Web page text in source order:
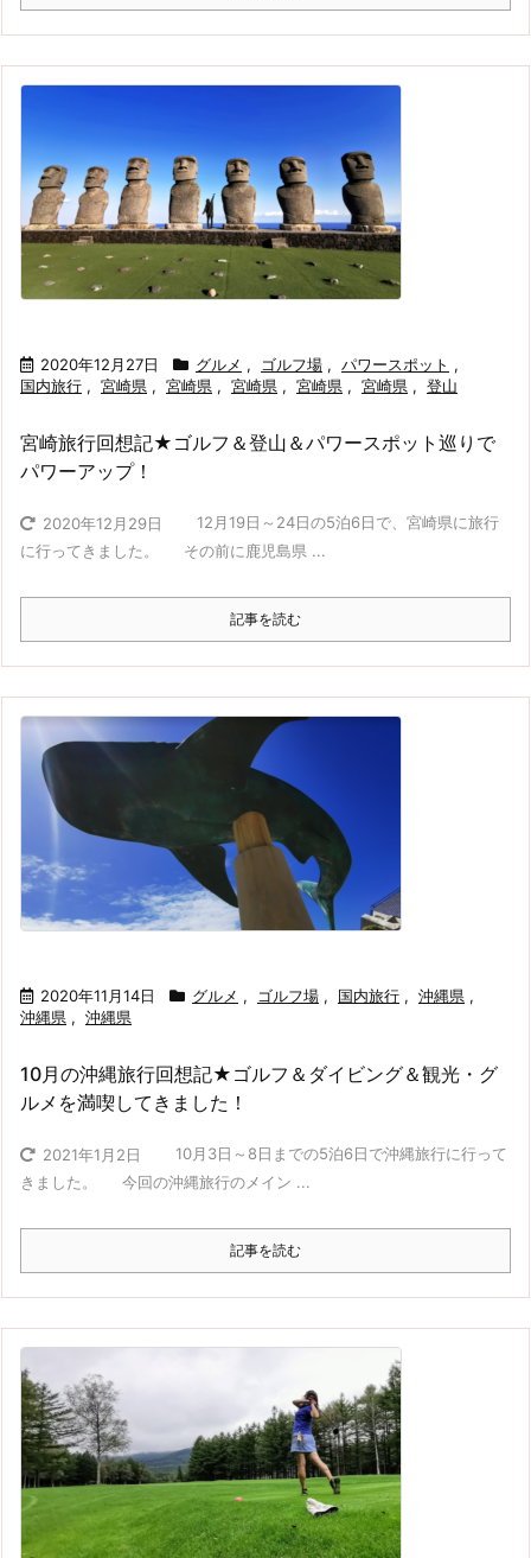
2020年12月27日 グルメ , ゴルフ場 , パワースポット ,
国内旅行 , 宮崎県 , 宮崎県 , 宮崎県 , 宮崎県 , 宮崎県 , 登山
宮崎旅行回想記★ゴルフ＆登山＆パワースポット巡りで
パワーアップ！
2020年12月29日
12月19日～24日の5泊6日で、宮崎県に旅行
に行ってきました。 その前に鹿児島県 ...
記事を読む
2020年11月14日 グルメ , ゴルフ場 , 国内旅行 , 沖縄県 ,
沖縄県 , 沖縄県
10月の沖縄旅行回想記★ゴルフ＆ダイビング＆観光・グ
ルメを満喫してきました！
2021年1月2日
10月3日～8日までの5泊6日で沖縄旅行に行って
きました。 今回の沖縄旅行のメイン ...
記事を読む